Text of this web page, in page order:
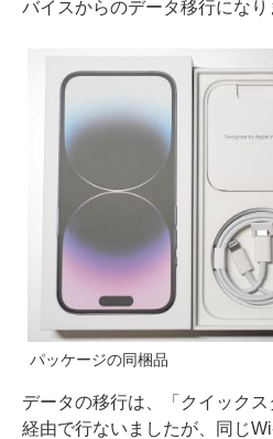
バイスからのデータ移行になり
パッケージの同梱品
データの移行は、「 クイックス
経由で行ないましたが、同じ